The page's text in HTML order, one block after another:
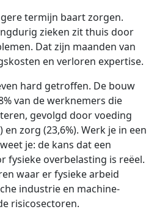
termijn baart zorgen.
zieken zit thuis door
Dat zijn maanden van
en verloren expertise.
hard getroffen. De bouw
van de werknemers die
gevolgd door voeding
en zorg (23,6%). Werk je in een
je: de kans dat een
fysieke overbelasting is reëel.
waar er fysieke arbeid
industrie en machine-
risicosectoren.